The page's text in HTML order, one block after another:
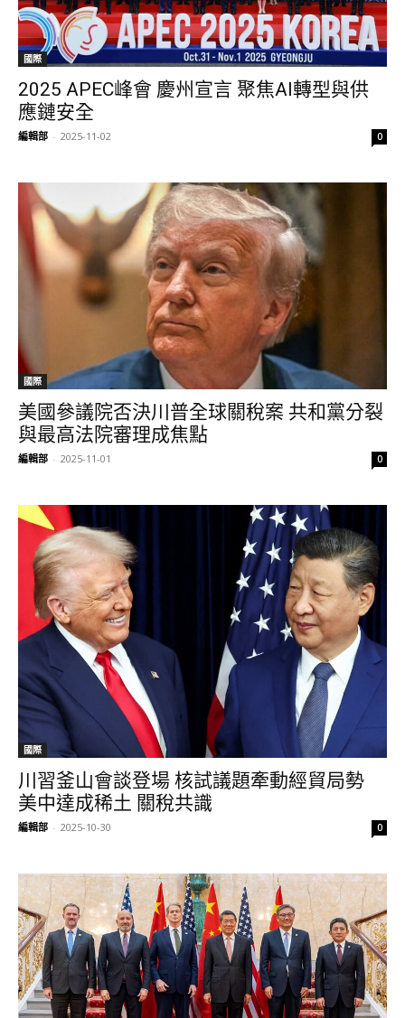
國際
2025 APEC峰會 慶州宣言 聚焦AI轉型與供
應鏈安全
編輯部 - 2025-11-02 0
國際
美國參議院否決川普全球關稅案 共和黨分裂
與最高法院審理成焦點
編輯部 - 2025-11-01 0
國際
川習釜山會談登場 核試議題牽動經貿局勢
美中達成稀土 關稅共識
編輯部 - 2025-10-30 0